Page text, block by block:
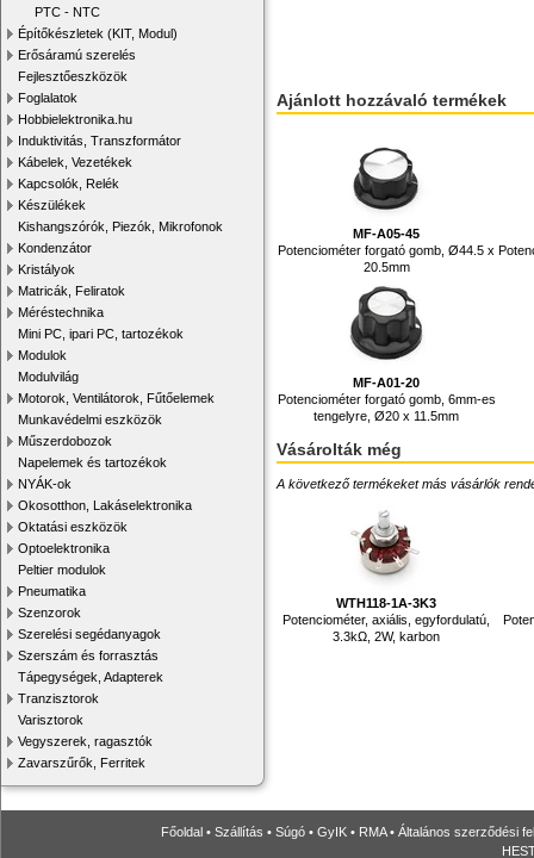
PTC - NTC
Építőkészletek (KIT, Modul)
Erősáramú szerelés
Fejlesztőeszközök
Foglalatok
Hobbielektronika.hu
Induktivitás, Transzformátor
Kábelek, Vezetékek
Kapcsolók, Relék
Készülékek
Kishangszórók, Piezók, Mikrofonok
Kondenzátor
Kristályok
Matricák, Feliratok
Méréstechnika
Mini PC, ipari PC, tartozékok
Modulok
Modulvilág
Motorok, Ventilátorok, Fűtőelemek
Munkavédelmi eszközök
Műszerdobozok
Napelemek és tartozékok
NYÁK-ok
Okosotthon, Lakáselektronika
Oktatási eszközök
Optoelektronika
Peltier modulok
Pneumatika
Szenzorok
Szerelési segédanyagok
Szerszám és forrasztás
Tápegységek, Adapterek
Tranzisztorok
Varisztorok
Vegyszerek, ragasztók
Zavarszűrők, Ferritek
Ajánlott hozzávaló termékek
MF-A05-45
Potenciométer forgató gomb, Ø44.5 x
20.5mm
MF-A01-20
Potenciométer forgató gomb, 6mm-es
tengelyre, Ø20 x 11.5mm
Vásárolták még
A következő termékeket más vásárlók
WTH118-1A-3K3
Potenciométer, axiális, egyfordulatú,
3.3kΩ, 2W, karbon
Főoldal • Szállítás • Súgó • GyIK • RMA• Általános szerződési